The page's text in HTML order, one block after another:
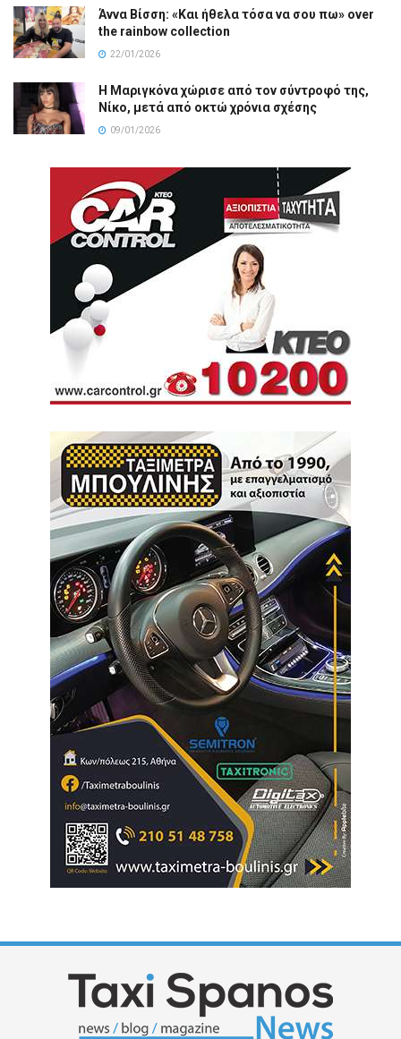
Άννα Βίσση: «Και ήθελα τόσα να σου πω» over
the rainbow collection
22/01/2026
Η Μαριγκόνα χώρισε από τον σύντροφό της,
Νίκο, μετά από οκτώ χρόνια σχέσης
09/01/2026